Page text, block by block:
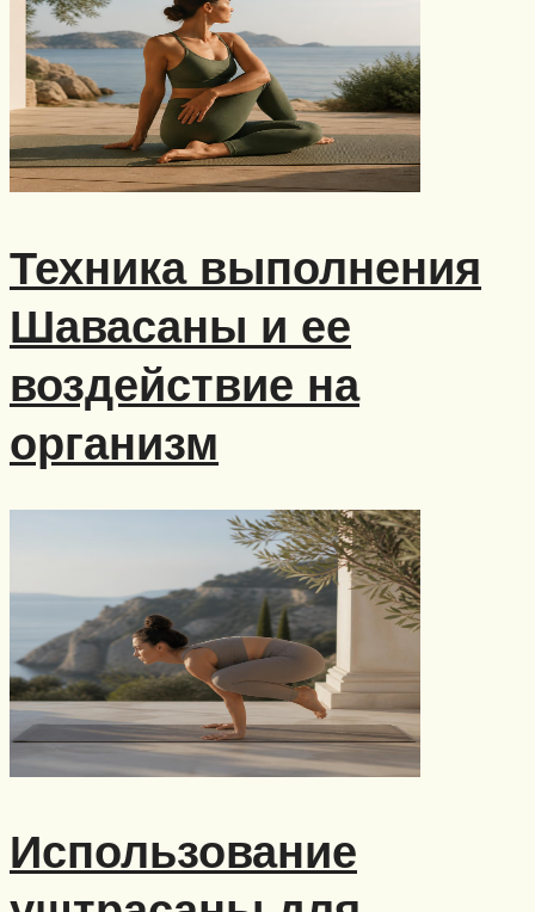
Техника выполнения
Шавасаны и ее
воздействие на
организм
Использование